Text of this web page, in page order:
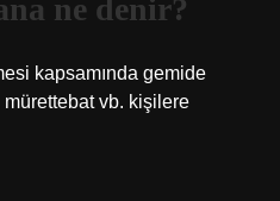
ne denir?
kapsamında gemide
vb. kişilere